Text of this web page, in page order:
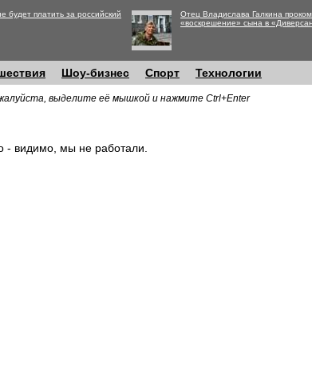
будет платить за российский
Отец Владислава Галкина
«воскрешение» сына в
Шоу-бизнес Спорт Технологии
выделите её мышкой и нажмите Ctrl+Enter
- видимо, мы не работали.